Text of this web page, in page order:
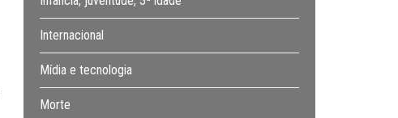
Internacional
Mídia e tecnologia
Morte